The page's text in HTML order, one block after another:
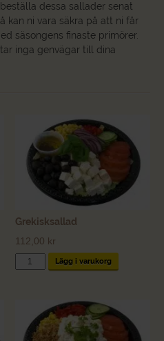
dessa sallader senat
kan ni vara säkra på att ni får
säsongens finaste primörer.
tar inga genvägar till dina
Grekisksallad
112,00 kr
Grekisksallad
mängd
Lägg i varukorg